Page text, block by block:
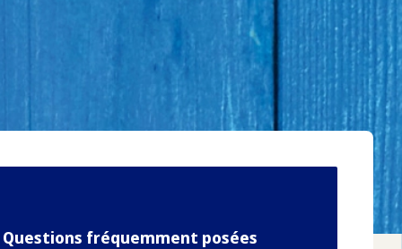
Questions fréquemment posées